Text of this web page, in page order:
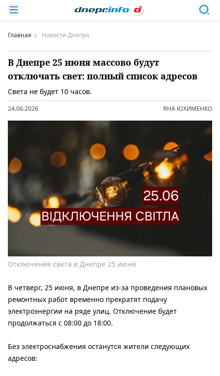
Главная Новости Днепра
В Днепре 25 июня массово будут
отключать свет: полный список адресов
Света не будет 10 часов.
24.06.2026 ЯНА ЮХИМЕНКО
Отключение света в Днепре 25 июня
В четверг, 25 июня, в Днепре из-за проведения плановых
ремонтных работ временно прекратят подачу
электроэнергии на ряде улиц. Отключение будет
продолжаться с 08:00 до 18:00.
Без электроснабжения останутся жители следующих
адресов: